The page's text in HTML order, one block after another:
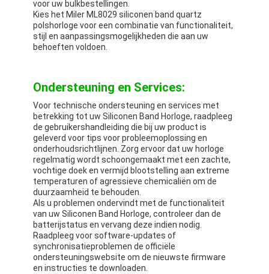
voor uw bulkbestellingen.
Kies het Miler ML8029 siliconen band quartz
polshorloge voor een combinatie van functionaliteit,
stijl en aanpassingsmogelijkheden die aan uw
behoeften voldoen.
Ondersteuning en Services:
Voor technische ondersteuning en services met
betrekking tot uw Siliconen Band Horloge, raadpleeg
de gebruikershandleiding die bij uw product is
geleverd voor tips voor probleemoplossing en
onderhoudsrichtlijnen. Zorg ervoor dat uw horloge
regelmatig wordt schoongemaakt met een zachte,
vochtige doek en vermijd blootstelling aan extreme
temperaturen of agressieve chemicaliën om de
duurzaamheid te behouden.
Als u problemen ondervindt met de functionaliteit
van uw Siliconen Band Horloge, controleer dan de
batterijstatus en vervang deze indien nodig.
Raadpleeg voor software-updates of
synchronisatieproblemen de officiële
ondersteuningswebsite om de nieuwste firmware
en instructies te downloaden.